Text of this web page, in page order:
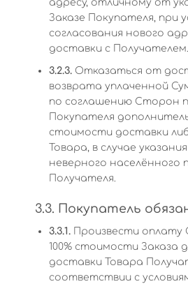
адресу, отличному от
Заказе Покупателя, при
согласования нового
доставки с Получателем.
3.2.3. Отказаться от
возврата уплаченной
по соглашению Сторон
Покупателя
стоимости доставки
Товара, в случае
неверного населённого
Получателя.
3.3. Покупатель
3.3.1. Произвести оплату
100% стоимости Заказа
доставки Товара
соответствии с